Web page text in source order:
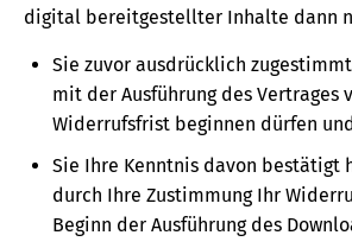
digital bereitgestellter Inhalte dann
Sie zuvor ausdrücklich
mit der Ausführung des Vertrages
Widerrufsfrist beginnen dürfen und
Sie Ihre Kenntnis davon bestätigt
durch Ihre Zustimmung Ihr
Beginn der Ausführung des